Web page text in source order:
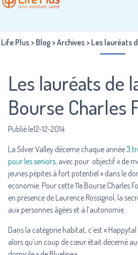
Life Plus> Blog>Archives> Les lauréats
Les lauréats de
Bourse Charles
Publié le12-12-2014
La Silver Valley décerne chaque année3
pour les seniors, avec pour objectif « de
jeunes pépites à fort potentiel » dans le
economie. Pour cette 11e Bourse Charles
en présence de Laurence Rossignol, la
aux personnes âgées et à l’autonomie.
Dans la catégorie habitat, c’est «
alors qu’un coup de cœur était décerné